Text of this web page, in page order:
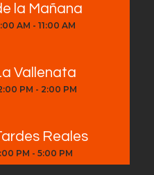
la Mañana
AM -11:00 AM
Vallenata
PM - 2:00 PM
Reales
PM -5:00 PM